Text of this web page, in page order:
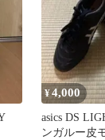
¥4,000
asics DS
ンガルー皮